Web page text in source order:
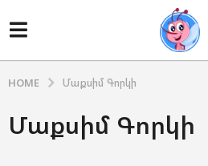
HOME Մաքսիմ Գորկի
Մաքսիմ Գորկի